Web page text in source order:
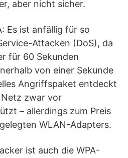
aber nicht sicher.
Es ist anfällig für so
Attacken (DoS), da
für 60 Sekunden
von einer Sekunde
Angriffspaket entdeckt
zwar vor
– allerdings zum Preis
WLAN-Adapters.
ist auch die WPA-